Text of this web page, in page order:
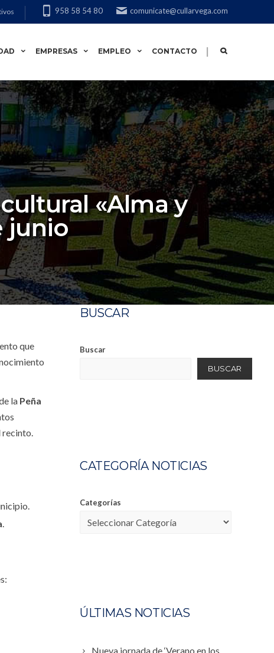
comunicate@cullarvega.com
958 58 54 80
EMPRESAS EMPLEO CONTACTO |
«Alma y
junio
que
la Peña
recinto.
.
BUSCAR
Buscar
BUSCAR
CATEGORÍA NOTICIAS
Categorías
ÚLTIMAS NOTICIAS
Nueva jornada de ‘Verano en los